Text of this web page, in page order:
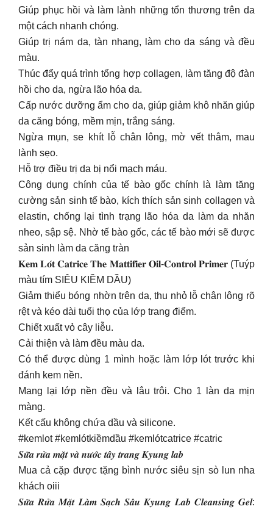
Giúp phục hồi và làm lành những tổn thương trên da
một cách nhanh chóng.
Giúp trị nám da, tàn nhang, làm cho da sáng và đều
màu.
Thúc đẩy quá trình tổng hợp collagen, làm tăng độ đàn
hồi cho da, ngừa lão hóa da.
Cấp nước dưỡng ẩm cho da, giúp giảm khô nhăn giúp
da căng bóng, mềm mịn, trắng sáng.
Ngừa mụn, se khít lỗ chân lông, mờ vết thâm, mau
lành sẹo.
Hỗ trợ điều trị da bị nổi mạch máu.
Công dụng chính của tế bào gốc chính là làm tăng
cường sản sinh tế bào, kích thích sản sinh collagen và
elastin, chống lại tình trạng lão hóa da làm da nhăn
nheo, sập sệ. Nhờ tế bào gốc, các tế bào mới sẽ được
sản sinh làm da căng tràn
𝐊𝐞𝐦 𝐋𝐨́𝐭 𝐂𝐚𝐭𝐫𝐢𝐜𝐞 𝐓𝐡𝐞 𝐌𝐚𝐭𝐭𝐢𝐟𝐢𝐞𝐫 𝐎𝐢𝐥-𝐂𝐨𝐧𝐭𝐫𝐨𝐥 𝐏𝐫𝐢𝐦𝐞𝐫 (Tuýp
màu tím SIÊU KIỀM DẦU)
Giảm thiểu bóng nhờn trên da, thu nhỏ lỗ chân lông rõ
rệt và kéo dài tuổi thọ của lớp trang điểm.
Chiết xuất vỏ cây liễu.
Cải thiện và làm đều màu da.
Có thể được dùng 1 mình hoặc làm lớp lót trước khi
đánh kem nền.
Mang lại lớp nền đều và lâu trôi. Cho 1 làn da mịn
màng.
Kết cấu không chứa dầu và silicone.
#kemlot #kemlótkiềmdầu #kemlótcatrice #catric
𝑺𝒖̛̃𝒂 𝒓𝒖̛̉𝒂 𝒎𝒂̣̆𝒕 𝒗𝒂̀ 𝒏𝒖̛𝒐̛́𝒄 𝒕𝒂̂̉𝒚 𝒕𝒓𝒂𝒏𝒈 𝑲𝒚𝒖𝒏𝒈 𝒍𝒂𝒃
Mua cả cặp được tặng bình nước siêu sịn sò lun nha
khách oiii
𝑺𝒖̛̃𝒂 𝑹𝒖̛̉𝒂 𝑴𝒂̣̆𝒕 𝑳𝒂̀𝒎 𝑺𝒂̣𝒄𝒉 𝑺𝒂̂𝒖 𝑲𝒚𝒖𝒏𝒈 𝑳𝒂𝒃 𝑪𝒍𝒆𝒂𝒏𝒔𝒊𝒏𝒈 𝑮𝒆𝒍: